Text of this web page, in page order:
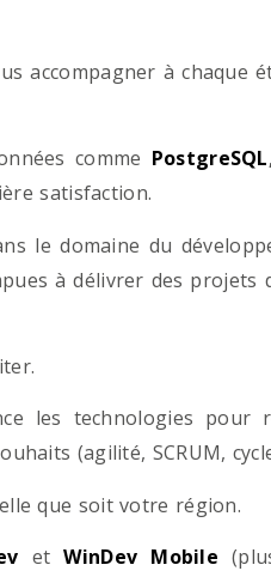
accompagner à chaque
comme PostgreSQL
satisfaction.
le domaine du
à délivrer des projets
les technologies pour
(agilité, SCRUM,
que soit votre région.
et WinDev Mobile